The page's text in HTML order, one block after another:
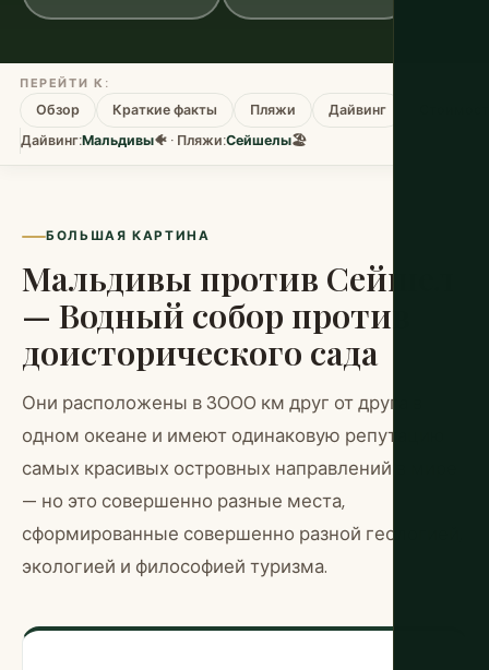
ПЕРЕЙТИ К:
Обзор Краткие факты Пляжи Дайвинг
Дайвинг:Мальдивы🐠 · Пляжи:Сейшелы🏖️
БОЛЬШАЯ КАРТИНА
Мальдивы против Сейшел
— Водный собор против
доисторического сада
Они расположены в 3000 км друг от друга в
одном океане и имеют одинаковую репутацию
самых красивых островных направлений в мире
— но это совершенно разные места,
сформированные совершенно разной геологией,
экологией и философией туризма.